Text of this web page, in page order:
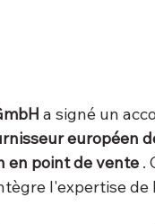
a signé un
européen
en point de vente .
l'expertise